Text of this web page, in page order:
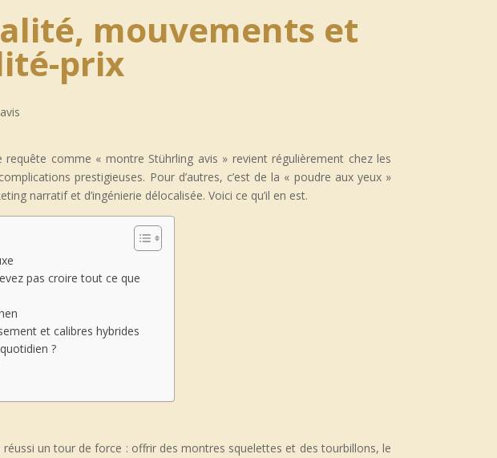
mouvements et
prix
requête comme « montre Stührling avis » revient régulièrement chez les
prestigieuses. Pour d’autres, c’est de la « poudre aux yeux »
narratif et d’ingénierie délocalisée. Voici ce qu’il en est.
pas croire tout ce que
et calibres hybrides
?
un tour de force : offrir des montres squelettes et des tourbillons, le